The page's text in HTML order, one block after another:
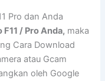
Pro dan Anda
/ Pro Anda, maka
Cara Download
atau Gcam
oleh Google